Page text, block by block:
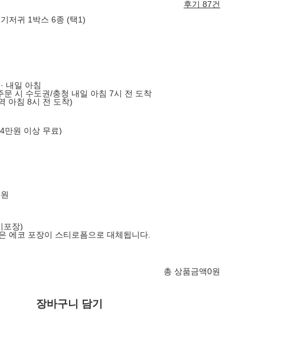
후기 87건
저귀 1박스 6종 (택1)
내일 아침
문 시 수도권/충청 내일 아침 7시 전 도착
아침 8시 전 도착)
만원 이상 무료)
포장)
에코 포장이 스티로폼으로 대체됩니다.
총 상품금액0원
장바구니 담기